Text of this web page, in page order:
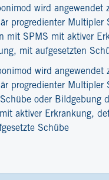
wird angewendet
progredienter Multipler
mit SPMS mit aktiver
mit aufgesetzten
wird angewendet
progredienter Multipler
oder Bildgebung
aktiver Erkrankung,
Schübe